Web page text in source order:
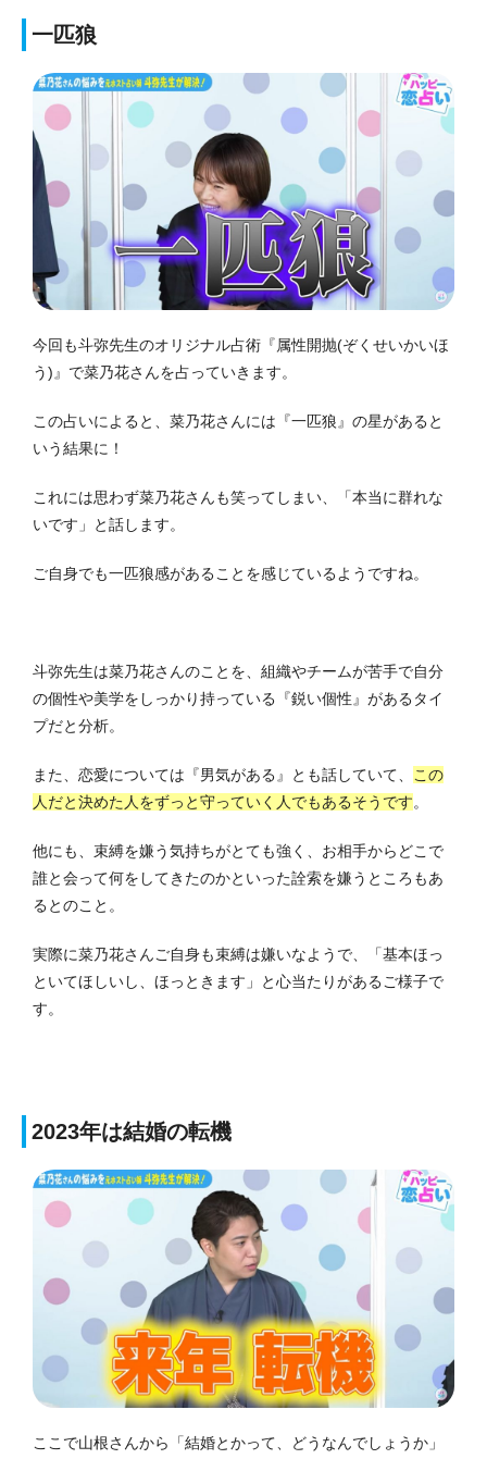
一匹狼
今回も斗弥先生のオリジナル占術『属性開抛(ぞくせいかいほ
う)』で菜乃花さんを占っていきます。
この占いによると、菜乃花さんには『一匹狼』の星があると
いう結果に！
これには思わず菜乃花さんも笑ってしまい、「本当に群れな
いです」と話します。
ご自身でも一匹狼感があることを感じているようですね。
斗弥先生は菜乃花さんのことを、組織やチームが苦手で自分
の個性や美学をしっかり持っている『鋭い個性』があるタイ
プだと分析。
また、恋愛については『男気がある』とも話していて、 この
人だと決めた人をずっと守っていく人でもあるそうです。
他にも、束縛を嫌う気持ちがとても強く、お相手からどこで
誰と会って何をしてきたのかといった詮索を嫌うところもあ
るとのこと。
実際に菜乃花さんご自身も束縛は嫌いなようで、「基本ほっ
といてほしいし、ほっときます」と心当たりがあるご様子で
す。
2023年は結婚の転機
ここで山根さんから「結婚とかって、どうなんでしょうか」